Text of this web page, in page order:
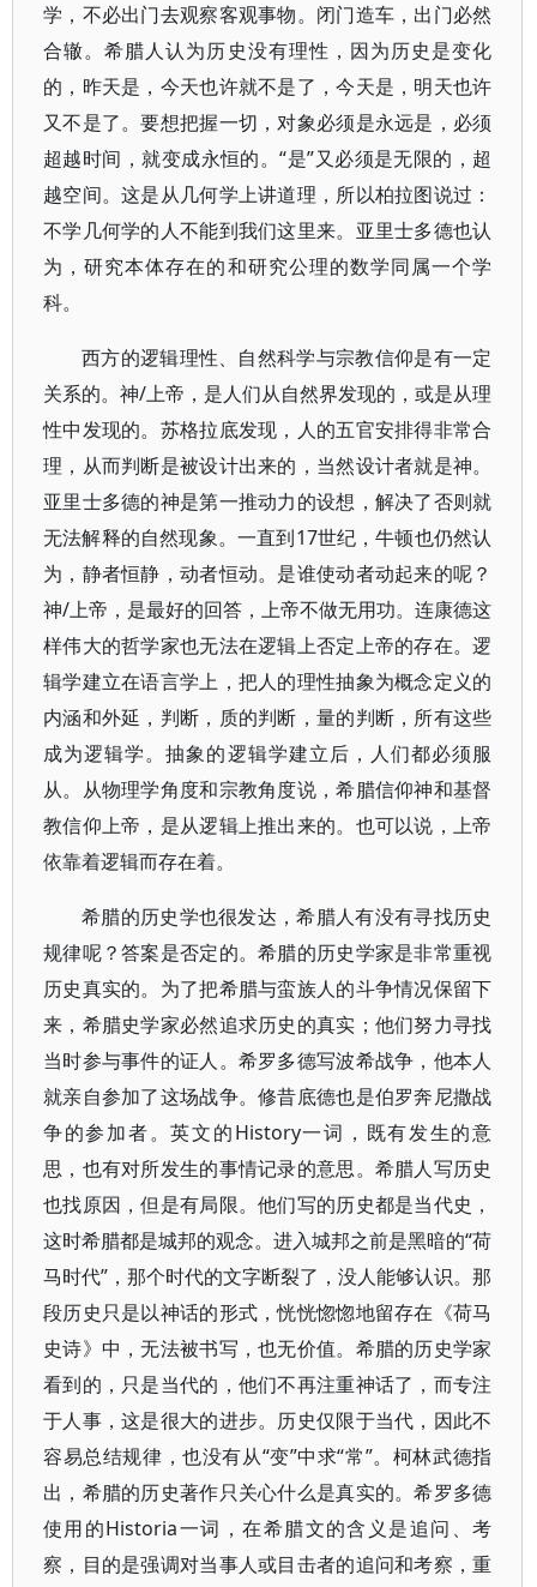
学，不必出门去观察客观事物。闭门造车，出门必然
合辙。希腊人认为历史没有理性，因为历史是变化
的，昨天是，今天也许就不是了，今天是，明天也许
又不是了。要想把握一切，对象必须是永远是，必须
超越时间，就变成永恒的。“是”又必须是无限的，超
越空间。这是从几何学上讲道理，所以柏拉图说过：
不学几何学的人不能到我们这里来。亚里士多德也认
为，研究本体存在的和研究公理的数学同属一个学
科。
西方的逻辑理性、自然科学与宗教信仰是有一定
关系的。神/上帝，是人们从自然界发现的，或是从理
性中发现的。苏格拉底发现，人的五官安排得非常合
理，从而判断是被设计出来的，当然设计者就是神。
亚里士多德的神是第一推动力的设想，解决了否则就
无法解释的自然现象。一直到17世纪，牛顿也仍然认
为，静者恒静，动者恒动。是谁使动者动起来的呢？
神/上帝，是最好的回答，上帝不做无用功。连康德这
样伟大的哲学家也无法在逻辑上否定上帝的存在。逻
辑学建立在语言学上，把人的理性抽象为概念定义的
内涵和外延，判断，质的判断，量的判断，所有这些
成为逻辑学。抽象的逻辑学建立后，人们都必须服
从。从物理学角度和宗教角度说，希腊信仰神和基督
教信仰上帝，是从逻辑上推出来的。也可以说，上帝
依靠着逻辑而存在着。
希腊的历史学也很发达，希腊人有没有寻找历史
规律呢？答案是否定的。希腊的历史学家是非常重视
历史真实的。为了把希腊与蛮族人的斗争情况保留下
来，希腊史学家必然追求历史的真实；他们努力寻找
当时参与事件的证人。希罗多德写波希战争，他本人
就亲自参加了这场战争。修昔底德也是伯罗奔尼撒战
争的参加者。英文的History一词，既有发生的意
思，也有对所发生的事情记录的意思。希腊人写历史
也找原因，但是有局限。他们写的历史都是当代史，
这时希腊都是城邦的观念。进入城邦之前是黑暗的“荷
马时代”，那个时代的文字断裂了，没人能够认识。那
段历史只是以神话的形式，恍恍惚惚地留存在《荷马
史诗》中，无法被书写，也无价值。希腊的历史学家
看到的，只是当代的，他们不再注重神话了，而专注
于人事，这是很大的进步。历史仅限于当代，因此不
容易总结规律，也没有从“变”中求“常”。柯林武德指
出，希腊的历史著作只关心什么是真实的。希罗多德
使用的Historia一词，在希腊文的含义是追问、考
察，目的是强调对当事人或目击者的追问和考察，重